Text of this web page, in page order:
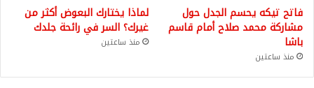
فاتح تيكه يحسم الجدل حول
مشاركة محمد صلاح أمام قاسم
باشا
منذ ساعتين
لماذا يختارك البعوض أكثر من
غيرك؟ السر في رائحة جلدك
منذ ساعتين